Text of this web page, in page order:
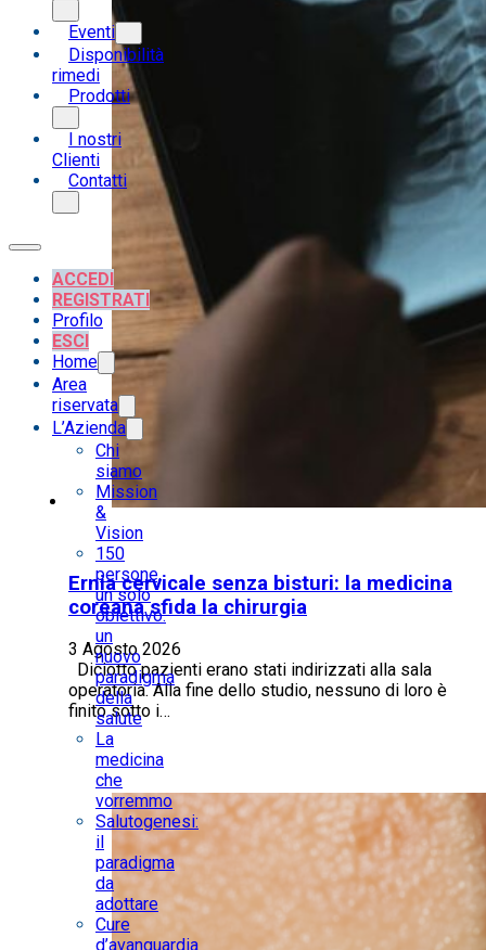
Eventi
Disponibilità
rimedi
Prodotti
I nostri
Clienti
Contatti
ACCEDI
REGISTRATI
Profilo
ESCI
Home
Area
riservata
L’Azienda
Chi
siamo
Mission
&
Vision
150
persone,
un solo
obiettivo:
un
nuovo
paradigma
della
salute
La
medicina
che
vorremmo
Salutogenesi:
il
paradigma
da
adottare
Cure
d’avanguardia
Ernia cervicale senza bisturi: la medicina
coreana sfida la chirurgia
3 Agosto 2026
Diciotto pazienti erano stati indirizzati alla sala
operatoria. Alla fine dello studio, nessuno di loro è
finito sotto i…